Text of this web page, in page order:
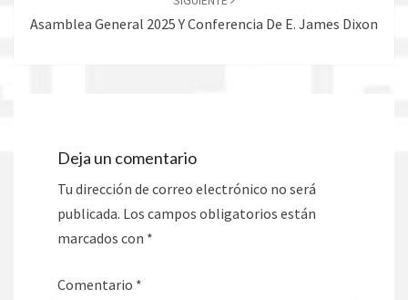
Asamblea General 2025 Y Conferencia De E. James Dixon
Deja un comentario
Tu dirección de correo electrónico no será
publicada. Los campos obligatorios están
marcados con *
Comentario *